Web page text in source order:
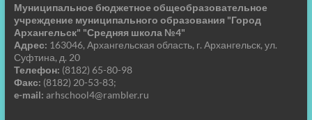
Муниципальное бюджетное общеобразовательное
учреждение муниципального образования "Город
Архангельск" "Средняя школа №4"
Адрес: 163046, Архангельская область, г. Архангельск, ул.
Суфтина, д. 20
Телефон: (8182) 65-80-98
Факс: (8182) 20-53-83;
e-mail: arhschool4@rambler.ru